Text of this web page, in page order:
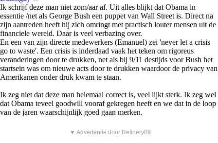
Ik schrijf deze man niet zom/aar af. Uit alles blijkt dat Obama in
essentie /net als George Bush een puppet van Wall Street is. Direct na
zijn aantreden heeft hij zich omringt met practisch louter mensen uit de
financiele wereld. Daar is veel verbazing over.
En een van zijn directe medewerkers (Emanuel) zei 'never let a crisis
go to waste'. Een crisis is inderdaad vaak het teken om rigoreus
veranderingen door te drukken, net als bij 9/11 destijds voor Bush het
startsein was om nieuwe acts door te drukken waardoor de privacy van
Amerikanen onder druk kwam te staan.
Ik zeg niet dat deze man helemaal correct is, veel lijkt sterk. Ik zeg wel
dat Obama teveel goodwill vooraf gekregen heeft en we dat in de loop
van de jaren waarschijnlijk goed gaan merken.
▼ Advertentie door Refinery89